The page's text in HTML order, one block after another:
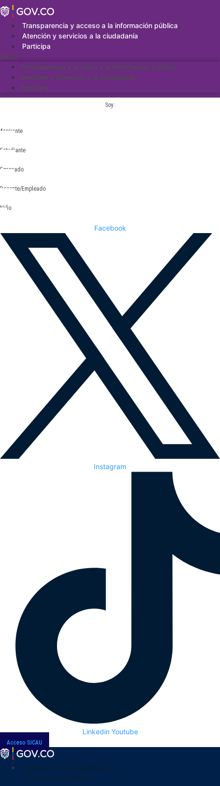
Saltar
al
contenidoTransparencia y acceso a la información pública
Atención y servicios a la ciudadanía
Participa
Menu
Transparencia y acceso a la información pública
Atención y servicios a la ciudadanía
Participa
Soy:
Aspirante
Estudiante
Egresado
Docente/Empleado
Niño
Facebook
Instagram
Linkedin Youtube
Acceso SICAU